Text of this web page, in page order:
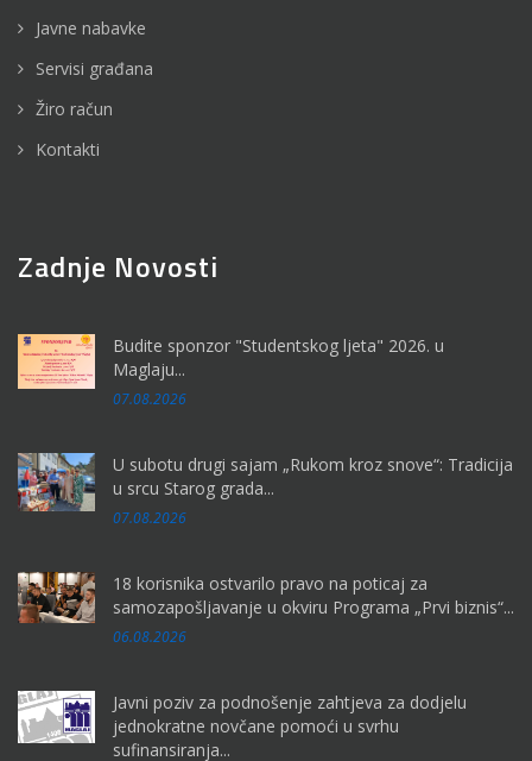
Javne nabavke
Servisi građana
Žiro račun
Kontakti
Zadnje Novosti
Budite sponzor "Studentskog ljeta" 2026. u
Maglaju...
07.08.2026
U subotu drugi sajam „Rukom kroz snove“: Tradicija
u srcu Starog grada...
07.08.2026
18 korisnika ostvarilo pravo na poticaj za
samozapošljavanje u okviru Programa „Prvi biznis“...
06.08.2026
Javni poziv za podnošenje zahtjeva za dodjelu
jednokratne novčane pomoći u svrhu
sufinansiranja...